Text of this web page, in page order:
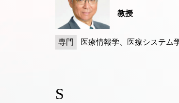
教授
専門 医療情報学、医療システム
S